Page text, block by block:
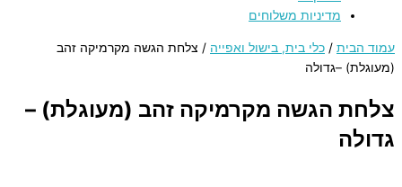
מדיניות משלוחים
עמוד הבית / כלי בית, בישול ואפייה / צלחת הגשה מקרמיקה זהב
(מעוגלת) –גדולה
צלחת הגשה מקרמיקה זהב (מעוגלת) –
גדולה